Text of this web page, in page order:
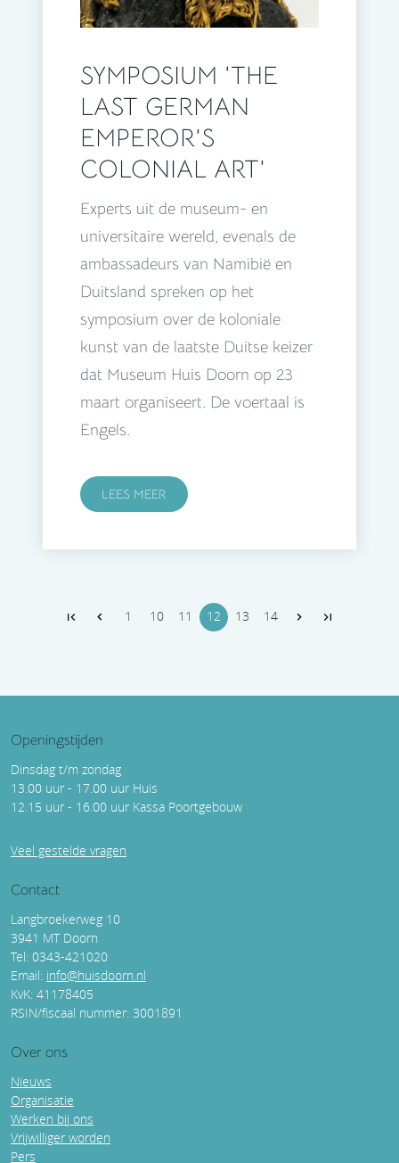
SYMPOSIUM ‘THE
LAST GERMAN
EMPEROR’S
COLONIAL ART’
Experts uit de museum- en
universitaire wereld, evenals de
ambassadeurs van Namibië en
Duitsland spreken op het
symposium over de koloniale
kunst van de laatste Duitse keizer
dat Museum Huis Doorn op 23
maart organiseert. De voertaal is
Engels.
LEES MEER
1 10 11 12 13 14
Openingstijden
Dinsdag t/m zondag
13.00 uur - 17.00 uur Huis
12.15 uur - 16.00 uur Kassa Poortgebouw
Veel gestelde vragen
Contact
Langbroekerweg 10
3941 MT Doorn
Tel: 0343-421020
Email: info@huisdoorn.nl
KvK: 41178405
RSIN/fiscaal nummer: 3001891
Over ons
Nieuws
Organisatie
Werken bij ons
Vrijwilliger worden
Pers